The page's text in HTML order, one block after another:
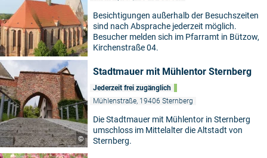
Besichtigungen außerhalb der Besuchszeiten
sind nach Absprache jederzeit möglich.
Besucher melden sich im Pfarramt in Bützow,
Kirchenstraße 04.
©
Stadtmauer mit Mühlentor Sternberg
Jederzeit frei zugänglich
Mühlenstraße, 19406 Sternberg
Die Stadtmauer mit Mühlentor in Sternberg
umschloss im Mittelalter die Altstadt von
Sternberg.